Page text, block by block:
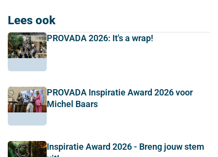
Lees ook
PROVADA 2026: It's a wrap!
PROVADA Inspiratie Award 2026 voor
Michel Baars
Inspiratie Award 2026 - Breng jouw stem